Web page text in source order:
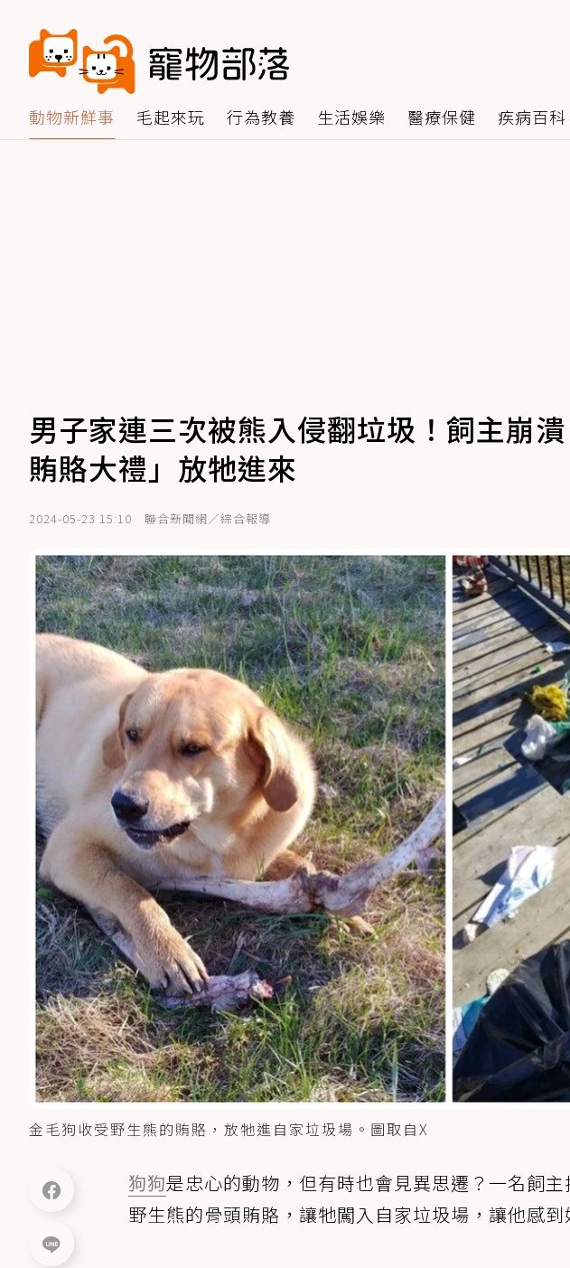
動物新鮮事 毛起來玩 行為教養 生活娛樂 醫療保健 疾病百科
男子家連三次被熊入侵翻垃圾！飼主崩
賄賂大禮」放牠進來
2024-05-23 15:10 聯合新聞網／綜合報導
金毛狗收受野生熊的賄賂，放牠進自家垃圾場。圖取自X
狗狗是忠心的動物，但有時也會見異思遷？一名飼
野生熊的骨頭賄賂，讓牠闖入自家垃圾場，讓他感到